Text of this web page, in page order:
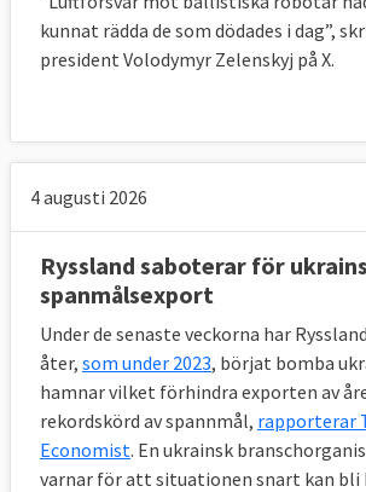
kunnat rädda de som dödades i dag”,
president Volodymyr Zelenskyj på X.
4 augusti 2026
Ryssland saboterar för
spanmålsexport
Under de senaste veckorna har Ryssland
åter, som under 2023, börjat bomba
hamnar vilket förhindra exporten av
rekordskörd av spannmål, rapporterar
Economist. En ukrainsk
varnar för att situationen snart kan bli